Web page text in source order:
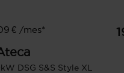
€ /mes*
DSG S&S Style XL